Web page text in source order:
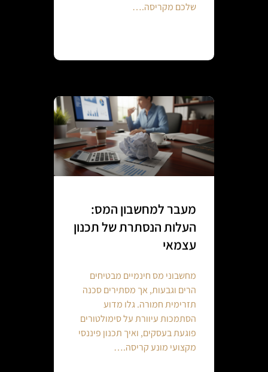
שלכם מקריסה.…
מעבר למחשבון המס:
העלות הנסתרת של תכנון
עצמאי
מחשבוני מס חינמיים מבטיחים
הרים וגבעות, אך מסתירים סכנה
תזרימית חמורה. גלו מדוע
הסתמכות עיוורת על סימולטורים
פוגעת בעסקים, ואיך תכנון פיננסי
מקצועי מונע קריסה.…